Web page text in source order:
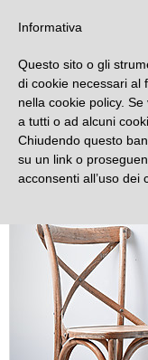
Novità
Informativa
Questo sito o gli
di cookie necessari al
nella cookie policy.
a tutti o ad alcuni
Chiudendo questo
su un link o
acconsenti all’uso dei